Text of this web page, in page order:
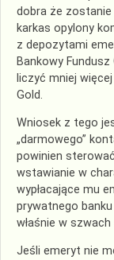
dobra że zostanie
karkas opylony
z depozytami
Bankowy
liczyć mniej
Gold.
Wniosek z tego
„darmowego”
powinien
wstawianie w
wypłacające mu
prywatnego
właśnie w
Jeśli emeryt nie